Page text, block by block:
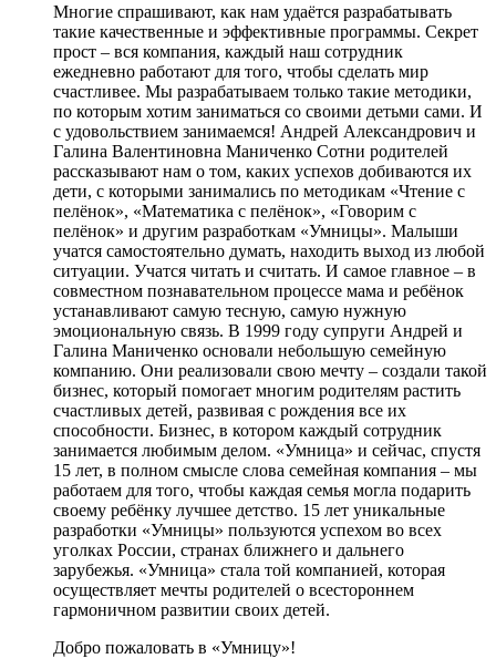
Многие спрашивают, как нам удаётся разрабатывать
такие качественные и эффективные программы. Секрет
прост – вся компания, каждый наш сотрудник
ежедневно работают для того, чтобы сделать мир
счастливее. Мы разрабатываем только такие методики,
по которым хотим заниматься со своими детьми сами. И
с удовольствием занимаемся! Андрей Александрович и
Галина Валентиновна Маниченко Сотни родителей
рассказывают нам о том, каких успехов добиваются их
дети, с которыми занимались по методикам «Чтение с
пелёнок», «Математика с пелёнок», «Говорим с
пелёнок» и другим разработкам «Умницы». Малыши
учатся самостоятельно думать, находить выход из любой
ситуации. Учатся читать и считать. И самое главное – в
совместном познавательном процессе мама и ребёнок
устанавливают самую тесную, самую нужную
эмоциональную связь. В 1999 году супруги Андрей и
Галина Маниченко основали небольшую семейную
компанию. Они реализовали свою мечту – создали такой
бизнес, который помогает многим родителям растить
счастливых детей, развивая с рождения все их
способности. Бизнес, в котором каждый сотрудник
занимается любимым делом. «Умница» и сейчас, спустя
15 лет, в полном смысле слова семейная компания – мы
работаем для того, чтобы каждая семья могла подарить
своему ребёнку лучшее детство. 15 лет уникальные
разработки «Умницы» пользуются успехом во всех
уголках России, странах ближнего и дальнего
зарубежья. «Умница» стала той компанией, которая
осуществляет мечты родителей о всестороннем
гармоничном развитии своих детей.
Добро пожаловать в «Умницу»!